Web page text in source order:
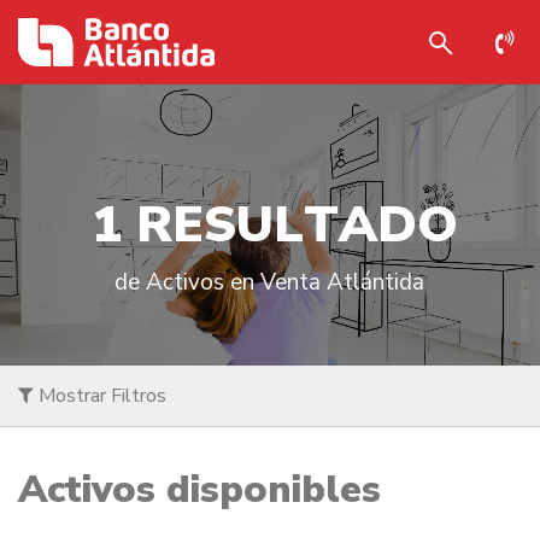
1 RESULTADO
de Activos en Venta Atlántida
Mostrar Filtros
Activos disponibles